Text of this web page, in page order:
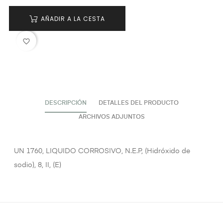
AÑADIR A LA CESTA
favorite_border
DESCRIPCIÓN DETALLES DEL PRODUCTO
ARCHIVOS ADJUNTOS
UN 1760, LIQUIDO CORROSIVO, N.E.P, (Hidróxido de
sodio), 8, II, (E)